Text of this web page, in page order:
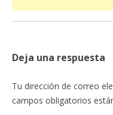
Deja una respuesta
Tu dirección de correo
campos obligatorios